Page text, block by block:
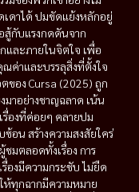
เดาได้ ปมขัดแย้งหลักอยู่
สู้กับแรงกดดันจาก
และภายในจิตใจ เพื่อ
ค่าและบรรลุสิ่งที่ตั้งใจ
ของ Cursa (2025) ถูก
มาอย่างชาญฉลาด เน้น
รื่องที่ค่อยๆ คลายปม
ซ้อน สร้างความสงสัยใคร่
ชมตลอดทั้งเรื่อง การ
รื่องมีความกระชับ ไม่ยืด
ห้ทุกฉากมีความหมาย